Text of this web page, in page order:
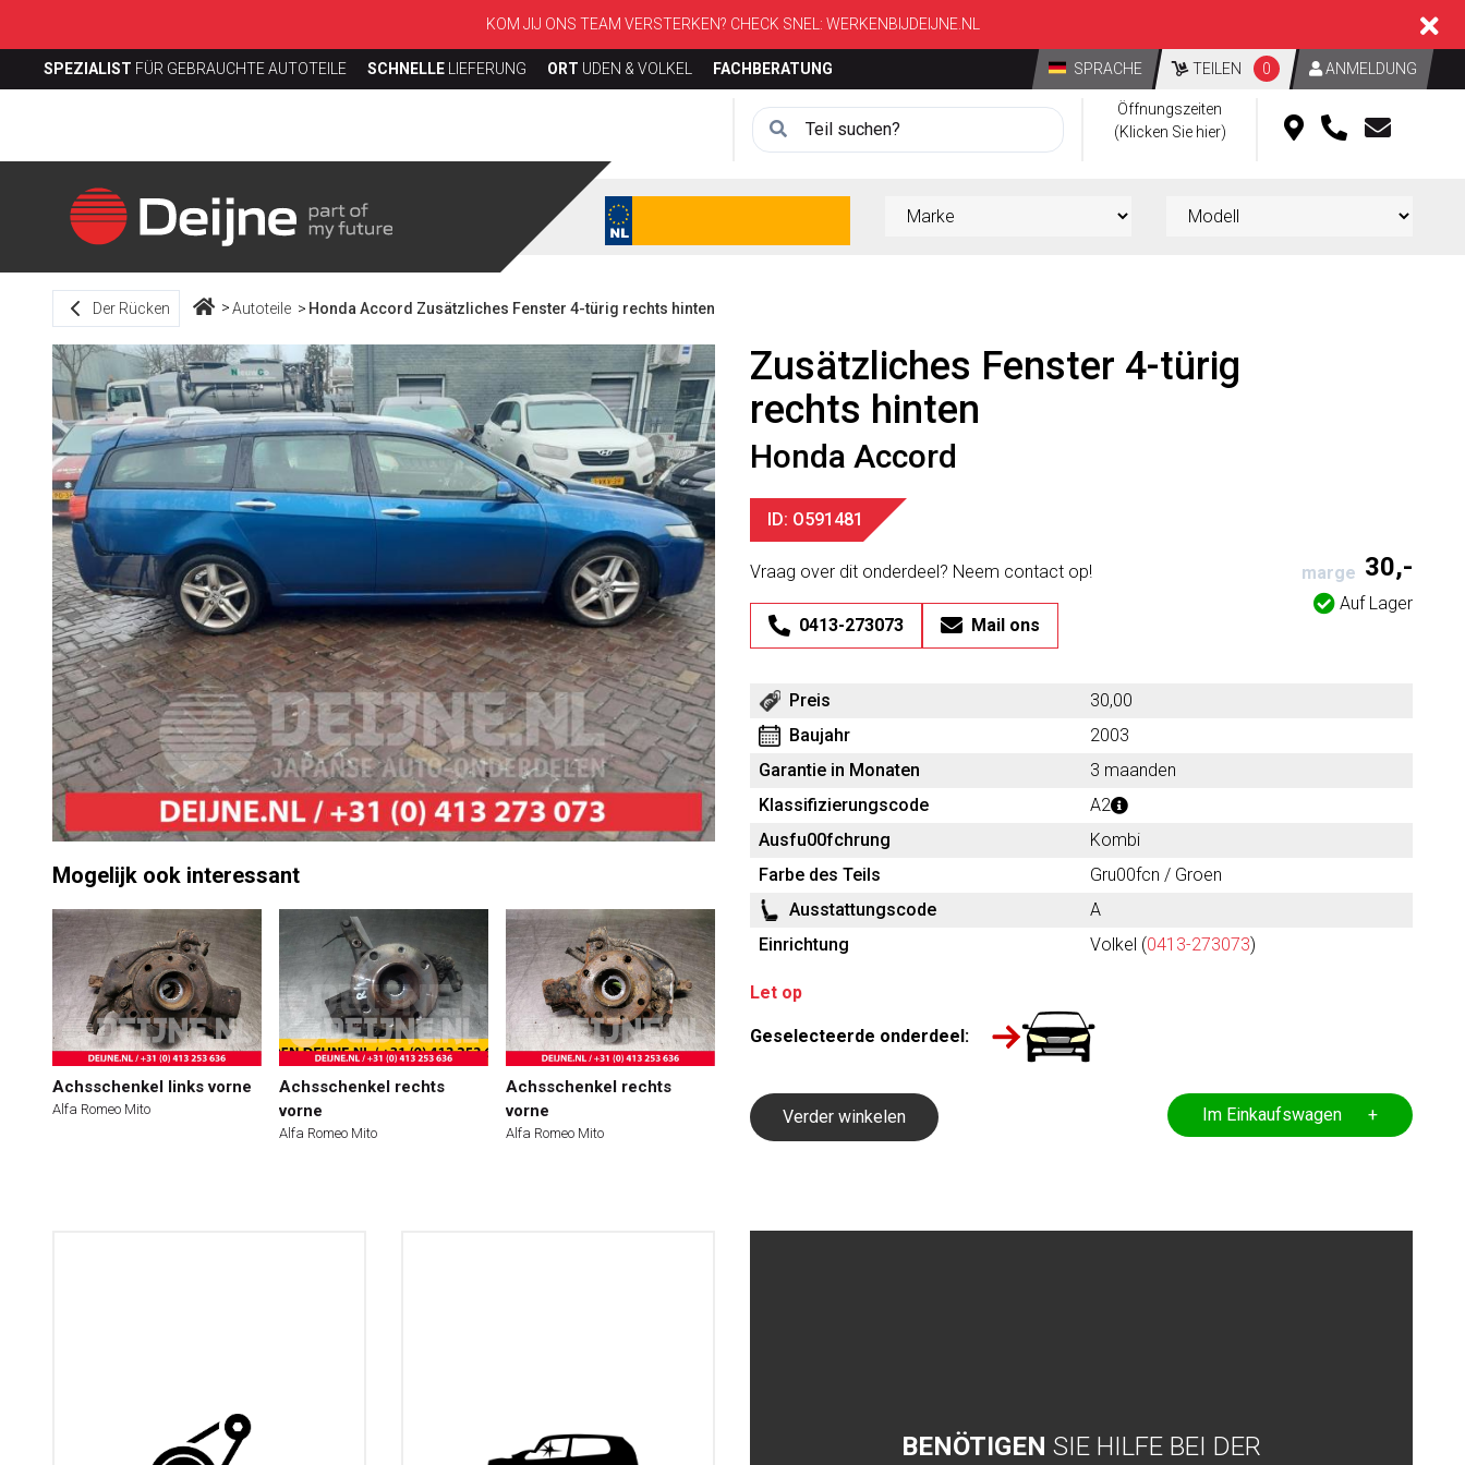
KOM JIJ ONS TEAM VERSTERKEN? CHECK SNEL: WERKENBIJDEIJNE.NL
SPEZIALIST FÜR GEBRAUCHTE AUTOTEILE SCHNELLE LIEFERUNG ORT UDEN & VOLKEL FACHBERATUNG SPRACHE TEILEN 0 ANMELDUNG
Öffnungszeiten
(Klicken Sie hier)
Der Rücken Autoteile Honda Accord Zusätzliches Fenster 4-türig rechts hinten
Mogelijk ook interessant
Achsschenkel links vorne
Alfa Romeo Mito
Achsschenkel rechts
vorne
Alfa Romeo Mito
Achsschenkel rechts
vorne
Alfa Romeo Mito
Zusätzliches Fenster 4-türig
rechts hinten
Honda Accord
ID: O591481
Vraag over dit onderdeel? Neem contact op!
0413-273073 Mail ons
marge 30,-
Auf Lager
Preis
30,00
Baujahr
2003
Garantie in Monaten
3 maanden
Klassifizierungscode
A2
Ausfu00fchrung
Kombi
Farbe des Teils
Gru00fcn / Groen
Ausstattungscode
A
Einrichtung
Volkel (0413-273073)
Let op
Geselecteerde onderdeel:
Verder winkelen Im Einkaufswagen +
BENÖTIGEN SIE HILFE BEI DER